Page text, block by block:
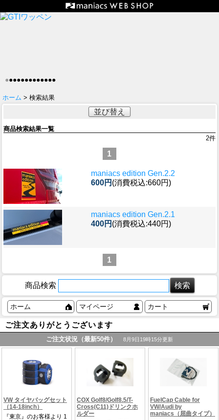
●●●●●●●●●●●●●
ホーム > 検索結果
並び替え
商品検索結果一覧
2件
1
maniacs edition Gen.2.2
600円 (消費税込:660円)
maniacs edition Gen.2.1
400円 (消費税込:440円)
1
商品検索
ホーム マイページ カート
ご注文ありがとうございます